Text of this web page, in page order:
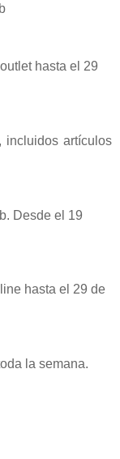
hasta el 29
incluidos artículos
Desde el 19
hasta el 29 de
la semana.